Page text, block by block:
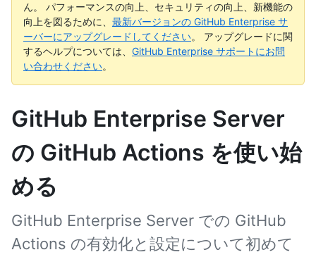
ん。 パフォーマンスの向上、セキュリティの向上、新機能の
向上を図るために、 最新バージョンの GitHub Enterprise サ
ーバーにアップグレードしてください。 アップグレードに関
するヘルプについては、 GitHub Enterprise サポートにお問
い合わせください。
GitHub Enterprise Server
の GitHub Actions を使い始
める
GitHub Enterprise Server での GitHub
Actions の有効化と設定について初めて